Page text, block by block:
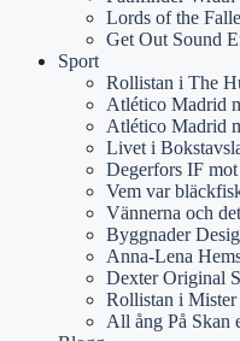
Lords of the
Get Out Sound
Sport
Rollistan i The
Atlético Madrid
Atlético Madrid
Livet i
Degerfors IF
Vem var
Vännerna och
Byggnader
Anna-Lena
Dexter Original
Rollistan i
All ång På Skan